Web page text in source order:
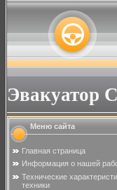
Эвакуатор
Меню сайта
Главная страница
Информация о нашей
Технические
техники